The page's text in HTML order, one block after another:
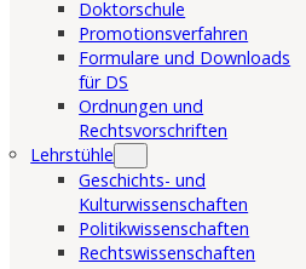
Doktorschule
Promotionsverfahren
Formulare und Downloads
für DS
Ordnungen und
Rechtsvorschriften
Lehrstühle
Geschichts- und
Kulturwissenschaften
Politikwissenschaften
Rechtswissenschaften